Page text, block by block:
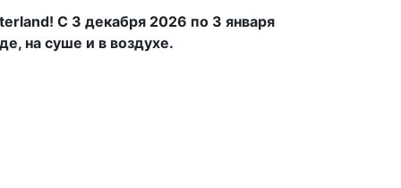
С 3 декабря 2026 по 3 января
на суше и в воздухе.